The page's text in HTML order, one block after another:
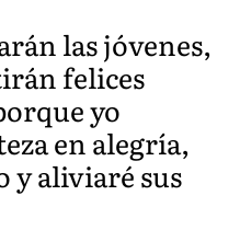
las jóvenes,
felices
yo
en alegría,
y aliviaré sus